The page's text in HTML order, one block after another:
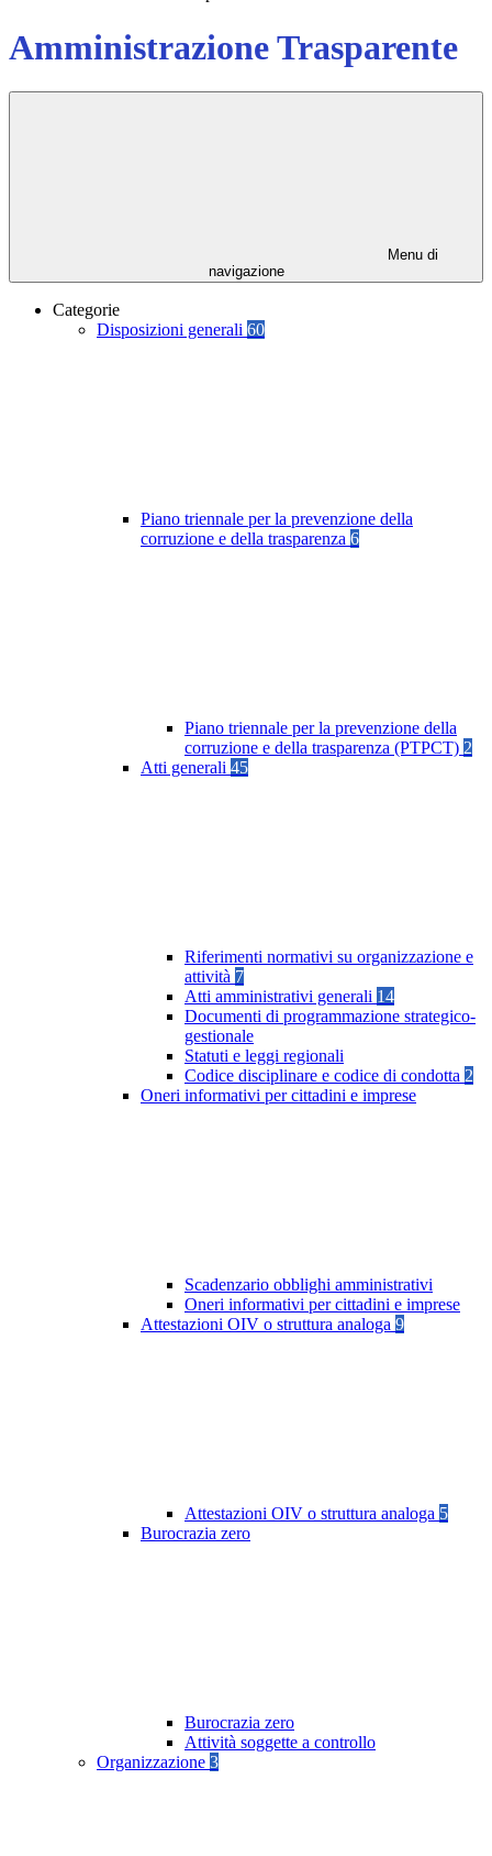
Amministrazione Trasparente
Menu di
navigazione
Categorie
Disposizioni generali 60
Piano triennale per la prevenzione della
corruzione e della trasparenza 6
Piano triennale per la prevenzione della
corruzione e della trasparenza (PTPCT) 2
Atti generali 45
Riferimenti normativi su organizzazione e
attività 7
Atti amministrativi generali 14
Documenti di programmazione strategico-
gestionale
Statuti e leggi regionali
Codice disciplinare e codice di condotta 2
Oneri informativi per cittadini e imprese
Scadenzario obblighi amministrativi
Oneri informativi per cittadini e imprese
Attestazioni OIV o struttura analoga 9
Attestazioni OIV o struttura analoga 5
Burocrazia zero
Burocrazia zero
Attività soggette a controllo
Organizzazione 3